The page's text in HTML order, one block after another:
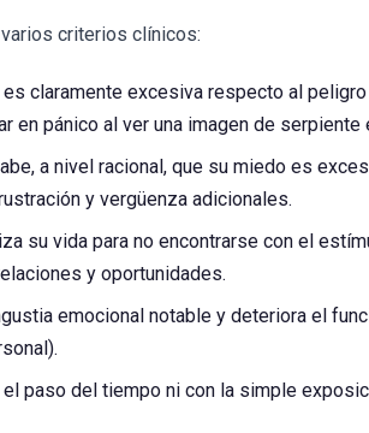
criterios clínicos:
claramente excesiva respecto al
en pánico al ver una imagen de serpiente
a nivel racional, que su miedo es
y vergüenza adicionales.
su vida para no encontrarse con el
y oportunidades.
emocional notable y deteriora el
paso del tiempo ni con la simple